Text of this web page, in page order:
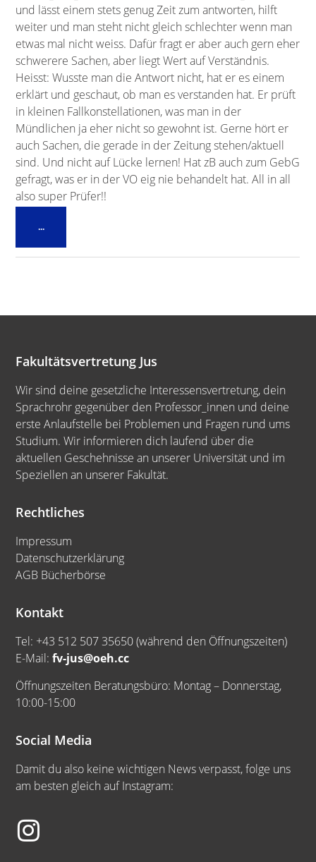
und lässt einem stets genug Zeit zum antworten, hilft
weiter und man steht nicht gleich schlechter wenn man
etwas mal nicht weiss. Dafür fragt er aber auch gern eher
schwerere Sachen, aber liegt Wert auf Verständnis.
Heisst: Wusste man die Antwort nicht, hat er es einem
erklärt und geschaut, ob man es verstanden hat. Er prüft
in kleinen Fallkonstellationen, was man in der
Mündlichen ja eher nicht so gewohnt ist. Gerne hört er
auch Sachen, die gerade in der Zeitung stehen/aktuell
sind. Und nicht auf Lücke lernen! Hat zB auch zum GebG
gefragt, was er in der VO eig nie behandelt hat. All in all
also super Prüfer!!
...Diese
ein-/ausblenden.
Fakultätsvertretung Jus
Wir sind deine gesetzliche Interessensvertretung, dein
Sprachrohr gegenüber den Professor_innen und deine
erste Anlaufstelle bei Problemen und Fragen rund ums
Studium. Wir informieren dich laufend über die
aktuellen Geschehnisse an unserer Universität und im
Speziellen an unserer Fakultät.
Rechtliches
Impressum
Datenschutzerklärung
AGB Bücherbörse
Kontakt
Tel: +43 512 507 35650 (während den Öffnungszeiten)
E-Mail:fv-jus@oeh.cc
Öffnungszeiten Beratungsbüro: Montag – Donnerstag,
10:00-15:00
Social Media
Damit du also keine wichtigen News verpasst, folge uns
am besten gleich auf Instagram: